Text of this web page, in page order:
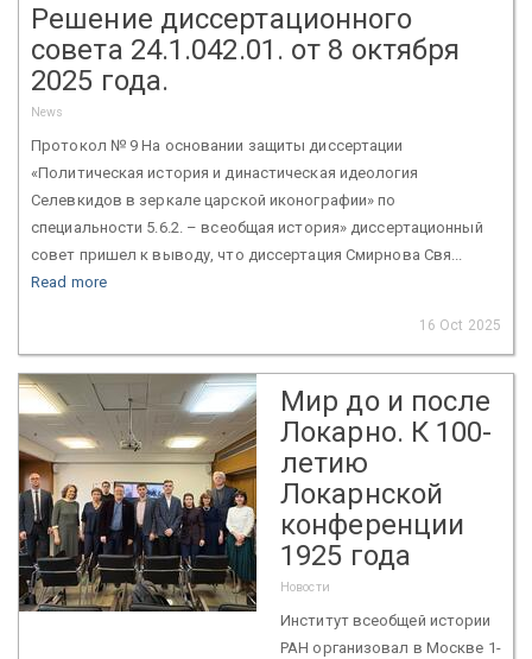
Решение диссертационного
совета 24.1.042.01. от 8 октября
2025 года.
News
Протокол № 9 На основании защиты диссертации
«Политическая история и династическая идеология
Селевкидов в зеркале царской иконографии» по
специальности 5.6.2. – всеобщая история» диссертационный
совет пришел к выводу, что диссертация Смирнова Свя...
Read more
16 Oct 2025
Мир до и после
Локарно. К 100-
летию
Локарнской
конференции
1925 года
Новости
Институт всеобщей истории
РАН организовал в Москве 1-